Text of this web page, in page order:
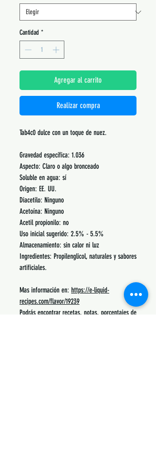
Cantidad *
Agregar al carrito
Realizar compra
Tab4c0 dulce con un toque de nuez.
Gravedad específica: 1.036
Aspecto: Claro o algo bronceado
Soluble en agua: sí
Origen: EE. UU.
Diacetilo: Ninguno
Acetoína: Ninguno
Acetil propionilo: no
Uso inicial sugerido: 2.5% - 5.5%
Almacenamiento: sin calor ni luz
Ingredientes: Propilenglicol, naturales y sabores
artificiales.
Mas información en: https://e-liquid-
recipes.com/flavor/19239
Podrás encontrar recetas, notas, porcentajes de